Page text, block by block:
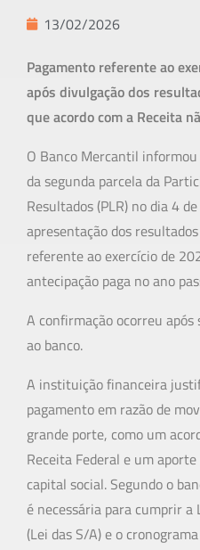
13/02/2026
Pagamento referente ao
após divulgação dos
que acordo com a Receita
O Banco Mercantil
da segunda parcela da
Resultados (PLR) no dia 4
apresentação dos
referente ao exercício de
antecipação paga no ano
A confirmação ocorreu
ao banco.
A instituição financeira
pagamento em razão de
grande porte, como um
Receita Federal e um
capital social. Segundo o
é necessária para cumprir a
(Lei das S/A) e o